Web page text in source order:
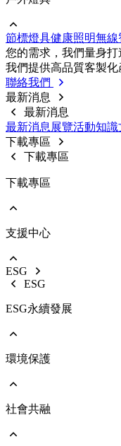
前往 戶外燈具
路燈
投光燈
工礦燈
節標燈具健康照明無線
您的需求，我們量⾝打
我們提供⾼品質客製化
聯絡我們
最新消息
最新消息
最新消息 展覽活動知識
下載專區
下載專區
下載專區
EOL產品停產通知
支援中心
影音中心
ESG
ESG
ESG永續發展
前往 ESG永續發展
響應國際倡議
執行成果亮點
環境保護
前往 環境保護
社會共融